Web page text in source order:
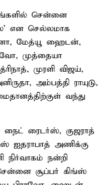
சென்னை
என செல்லமாக
மேத்யூ ஹைடன்,
முத்தையா
முரளி விஜய்,
அம்பத்தி ராயுடு,
வந்து
ரைடர்ஸ், குஜராத்
ஐதராபாத் அணிக்கு
நன்றி
சென்னை சூப்பர் கிங்ஸ்